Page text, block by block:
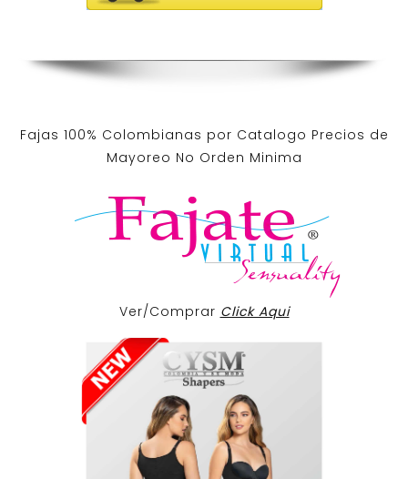
Fajas 100% Colombianas por Catalogo Precios de
Mayoreo No Orden Minima
Ver/Comprar Click Aqui